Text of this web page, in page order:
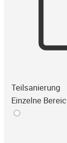
Teilsanierung
Einzelne